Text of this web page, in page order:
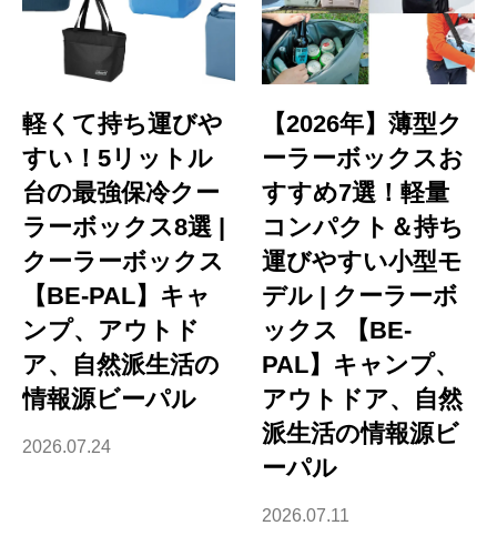
軽くて持ち運びや
すい！5リットル
台の最強保冷クー
ラーボックス8選 |
クーラーボックス
【BE-PAL】キャ
ンプ、アウトド
ア、自然派生活の
情報源ビーパル
2026.07.24
【2026年】薄型ク
ーラーボックスお
すすめ7選！軽量
コンパクト＆持ち
運びやすい小型モ
デル | クーラーボ
ックス 【BE-
PAL】キャンプ、
アウトドア、自然
派生活の情報源ビ
ーパル
2026.07.11